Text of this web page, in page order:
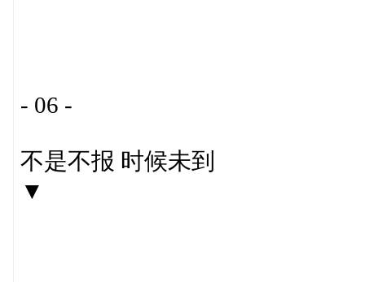
- 06 -
不是不报 时候未到
▼